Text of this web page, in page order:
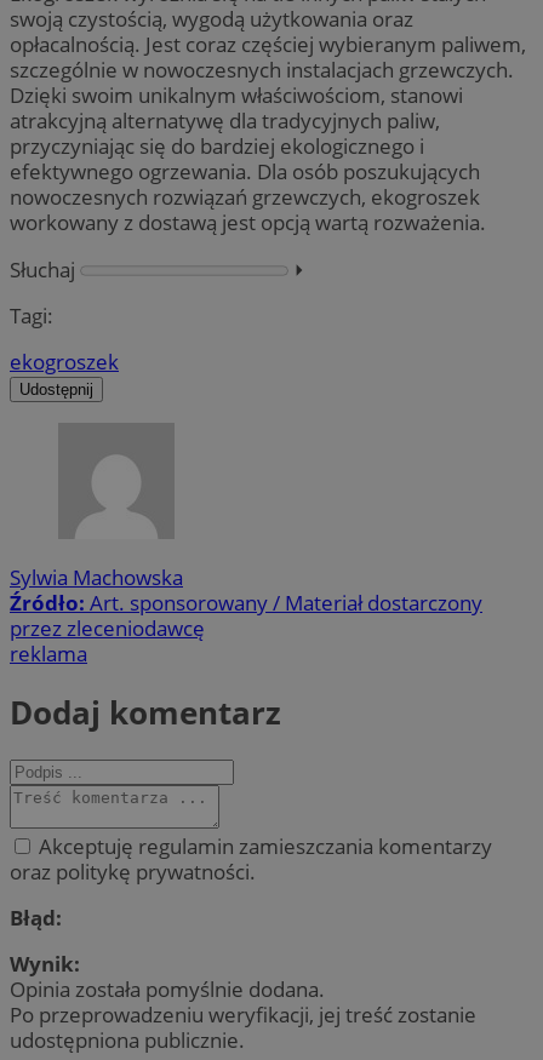
swoją czystością, wygodą użytkowania oraz
opłacalnością. Jest coraz częściej wybieranym paliwem,
szczególnie w nowoczesnych instalacjach grzewczych.
Dzięki swoim unikalnym właściwościom, stanowi
atrakcyjną alternatywę dla tradycyjnych paliw,
przyczyniając się do bardziej ekologicznego i
efektywnego ogrzewania. Dla osób poszukujących
nowoczesnych rozwiązań grzewczych, ekogroszek
workowany z dostawą jest opcją wartą rozważenia.
Słuchaj
⏵︎
Tagi:
ekogroszek
Udostępnij
Sylwia Machowska
Źródło: Art. sponsorowany / Materiał dostarczony
przez zleceniodawcę
reklama
Dodaj komentarz
Akceptuję regulamin zamieszczania komentarzy
oraz politykę prywatności.
Błąd:
Wynik:
Opinia została pomyślnie dodana.
Po przeprowadzeniu weryfikacji, jej treść zostanie
udostępniona publicznie.